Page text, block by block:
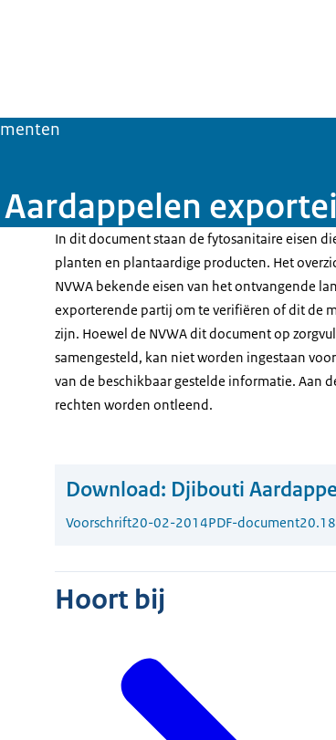
In dit document staan de fytosanitaire eisen
planten en plantaardige producten. Het
NVWA bekende eisen van het ontvangende
exporterende partij om te verifiëren of dit de
zijn. Hoewel de NVWA dit document op
samengesteld, kan niet worden ingestaan
van de beschikbaar gestelde informatie. Aan
rechten worden ontleend.
Download: Djibouti
Voorschrift20-02-2014PDF-document
Hoort bij